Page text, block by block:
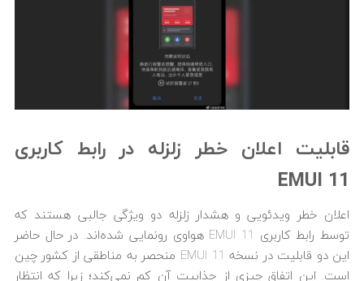
قابلیت اعلان خطر زلزله در رابط کاربری
EMUI 11
اعلان خطر ویدئویی و هشدار زلزله دو ویژگی جالبی هستند که
توسط رابط کاربری EMUI 11 هواوی رونمایی شده‌اند. در حال حاضر
این دو قابلیت در نسخه EMUI 11 منحصر به مناطقی از کشور چین
است. این اتفاق چیزی از جذابیت آن کم نمی‌کند؛ زیرا که انتظار